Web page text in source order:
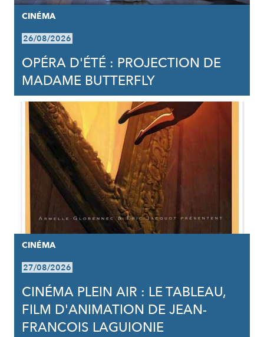
CINÉMA
26/08/2026
OPÉRA D'ÉTÉ : PROJECTION DE
MADAME BUTTERFLY
CINÉMA
27/08/2026
CINÉMA PLEIN AIR : LE TABLEAU,
FILM D'ANIMATION DE JEAN-
FRANCOIS LAGUIONIE